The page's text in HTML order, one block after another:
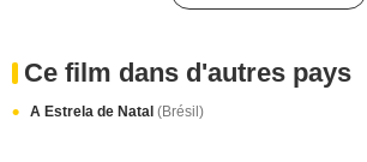
Ce film dans d'autres pays
A Estrela de Natal (Brésil)